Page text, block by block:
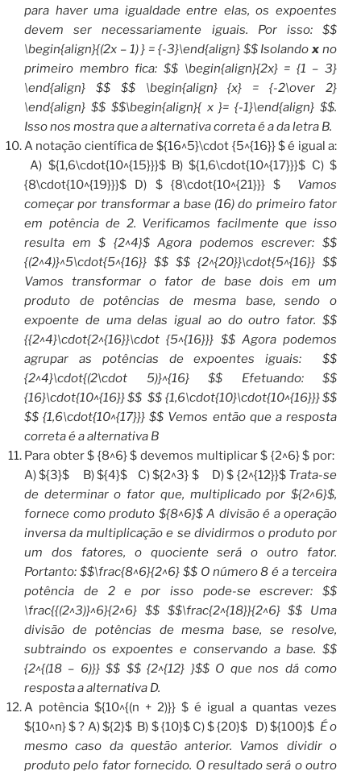
para haver uma igualdade entre elas, os expoentes
devem ser necessariamente iguais. Por isso: $$
\begin{align}{(2x – 1) } = {-3}\end{align} $$ Isolandox no
primeiro membro fica: $$ \begin{align}{2x} = {1 – 3}
\end{align} $$ $$ \begin{align} {x} = {-2\over 2}
\end{align} $$ $$\begin{align}{ x }= {-1}\end{align} $$.
Isso nos mostra que a alternativa correta é a da letra B.
A notação científica de ${16^5}\cdot {5^{16}} $ é igual a:
A) ${1,6\cdot{10^{15}}}$ B) ${1,6\cdot{10^{17}}}$ C) $
{8\cdot{10^{19}}}$ D) $ {8\cdot{10^{21}}} $
Vamos
começar por transformar a base (16) do primeiro fator
em potência de 2. Verificamos facilmente que isso
resulta em $ {2^4}$ Agora podemos escrever: $$
{(2^4)}^5\cdot{5^{16}} $$ $$ {2^{20}}\cdot{5^{16}} $$
Vamos transformar o fator de base dois em um
produto de potências de mesma base, sendo o
expoente de uma delas igual ao do outro fator. $$
{{2^4}\cdot{2^{16}}\cdot {5^{16}}} $$ Agora podemos
agrupar as potências de expoentes iguais: $$
{2^4}\cdot{(2\cdot 5)}^{16} $$ Efetuando: $$
{16}\cdot{10^{16}} $$ $$ {1,6\cdot{10}\cdot{10^{16}}} $$
$$ {1,6\cdot{10^{17}}} $$ Vemos então que a resposta
correta é a alternativa B
Para obter $ {8^6} $ devemos multiplicar $ {2^6} $ por:
A) ${3}$ B) ${4}$ C) ${2^3} $ D) $ {2^{12}}$ Trata-se
de determinar o fator que, multiplicado por ${2^6}$,
fornece como produto ${8^6}$ A divisão é a operação
inversa da multiplicação e se dividirmos o produto por
um dos fatores, o quociente será o outro fator.
Portanto: $$\frac{8^6}{2^6} $$ O número 8 é a terceira
potência de 2 e por isso pode-se escrever: $$
\frac{{(2^3)}^6}{2^6} $$ $$\frac{2^{18}}{2^6} $$ Uma
divisão de potências de mesma base, se resolve,
subtraindo os expoentes e conservando a base. $$
{2^{(18 – 6)}} $$ $$ {2^{12} }$$ O que nos dá como
resposta a alternativa D.
A potência ${10^{(n + 2)}} $ é igual a quantas vezes
${10^n} $ ? A) ${2}$ B) $ {10}$ C) $ {20}$ D) ${100}$ É o
mesmo caso da questão anterior. Vamos dividir o
produto pelo fator fornecido. O resultado será o outro